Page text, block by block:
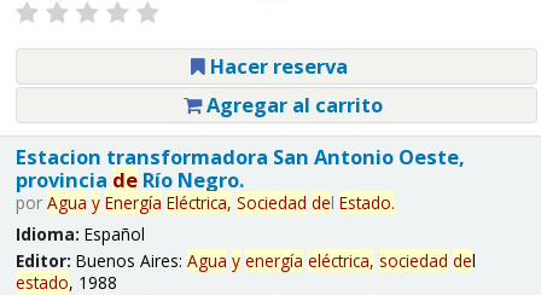
Hacer reserva
Agregar al carrito
Estacion transformadora San Antonio Oeste,
provincia deRío Negro.
por Agua y Energía Eléctrica, Sociedad del Estado.
Idioma: Español
Editor: Buenos Aires: Agua y energía eléctrica, sociedad del
estado, 1988